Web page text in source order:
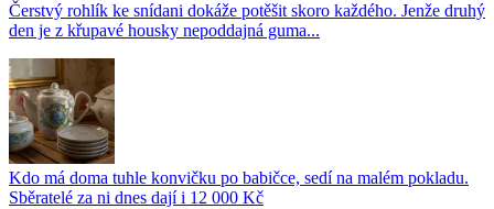
Čerstvý rohlík ke snídani dokáže potěšit skoro každého. Jenže druhý
den je z křupavé housky nepoddajná guma...
Kdo má doma tuhle konvičku po babičce, sedí na malém pokladu.
Sběratelé za ni dnes dají i 12 000 Kč